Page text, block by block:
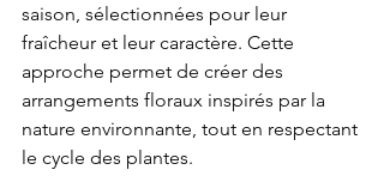
saison, sélectionnées pour leur
fraîcheur et leur caractère. Cette
approche permet de créer des
arrangements floraux inspirés par la
nature environnante, tout en respectant
le cycle des plantes.